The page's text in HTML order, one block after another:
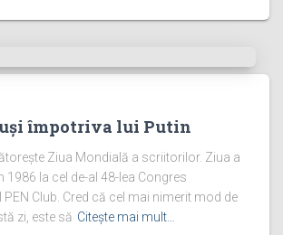
împotriva lui Putin
Ziua Mondială a scriitorilor. Ziua a
1986 la cel de-al 48-lea Congres
PEN Club. Cred că cel mai nimerit mod de
zi, este să Citește mai mult…